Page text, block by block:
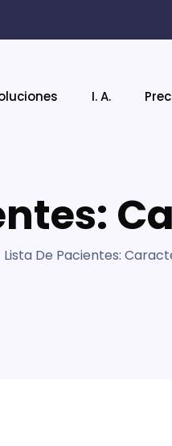
I. A.
Lista De Pacientes: